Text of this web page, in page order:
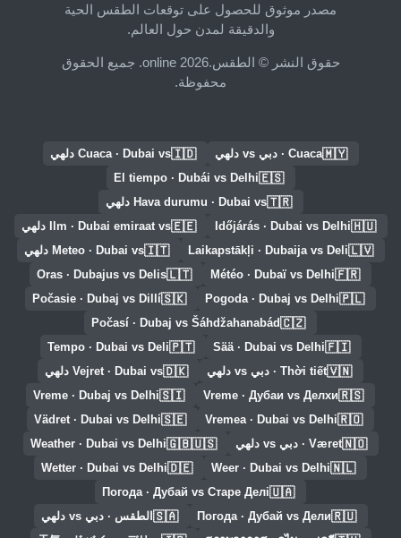
مصدر موثوق للحصول على توقعات الطقس الحية
والدقيقة لمدن حول العالم.
حقوق النشر © الطقس.online 2026. جميع الحقوق
محفوظة.
🇲🇾Cuaca · دبي vs دلهي 🇮🇩Cuaca · Dubai vs دلهي
🇪🇸
El tiempo · Dubái vs Delhi
🇹🇷Hava durumu · Dubai vs دلهي
🇭🇺
Időjárás · Dubai vs Delhi
🇪🇪Ilm · Dubai emiraat vs دلهي
🇱🇻
Laikapstākļi · Dubaija vs Deli
🇮🇹Meteo · Dubai vs دلهي
🇫🇷
Météo · Dubaï vs Delhi
🇱🇹
Oras · Dubajus vs Delis
🇵🇱
Pogoda · Dubaj vs Delhi
🇸🇰
Počasie · Dubaj vs Dillí
🇨🇿
Počasí · Dubaj vs Šáhdžahanabád
🇫🇮
Sää · Dubai vs Delhi
🇵🇹
Tempo · Dubai vs Deli
🇻🇳Thời tiết · دبي vs دلهي 🇩🇰Vejret · Dubai vs دلهي
🇷🇸
Vreme · Дубаи vs Делхи
🇸🇮
Vreme · Dubaj vs Delhi
🇷🇴
Vremea · Dubai vs Delhi
🇸🇪
Vädret · Dubai vs Delhi
🇳🇴Været · دبي vs دلهي 🇬🇧🇺🇸
Weather · Dubai vs Delhi
🇳🇱
Weer · Dubai vs Delhi
🇩🇪
Wetter · Dubai vs Delhi
🇺🇦
Погода · Дубай vs Старе Делі
🇷🇺
Погода · Дубай vs Дели
🇸🇦 الطقس · دبي vs دلهي